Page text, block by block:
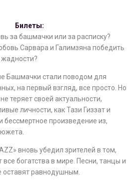
за башмачки или за расписку?
Сарвара и Галимзяна победить
жадности?
Башмачки стали поводом для
на первый взгляд, все просто. Но
теряет своей актуальности,
личности, как Тази Гиззат и
произведение из,
вновь убедил зрителей в том,
богатства в мире. Песни, танцы и
равнодушным.
Билеты: